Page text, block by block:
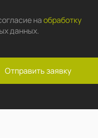
наобработку
данных.
Отправить заявку